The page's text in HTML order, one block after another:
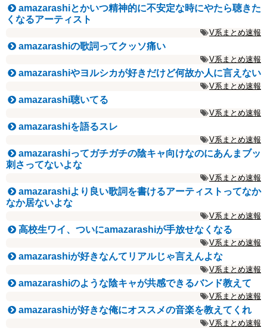
amazarashiとかいつ精神的に不安定な時にやたら聴きた
くなるアーティスト
V系まとめ速報
amazarashiの歌詞ってクッソ痛い
V系まとめ速報
amazarashiやヨルシカが好きだけど何故か人に言えない
V系まとめ速報
amazarashi聴いてる
V系まとめ速報
amazarashiを語るスレ
V系まとめ速報
amazarashiってガチガチの陰キャ向けなのにあんまブッ
刺さってないよな
V系まとめ速報
amazarashiより良い歌詞を書けるアーティストってなか
なか居ないよな
V系まとめ速報
高校生ワイ、ついにamazarashiが手放せなくなる
V系まとめ速報
amazarashiが好きなんてリアルじゃ言えんよな
V系まとめ速報
amazarashiのような陰キャが共感できるバンド教えて
V系まとめ速報
amazarashiが好きな俺にオススメの音楽を教えてくれ
V系まとめ速報